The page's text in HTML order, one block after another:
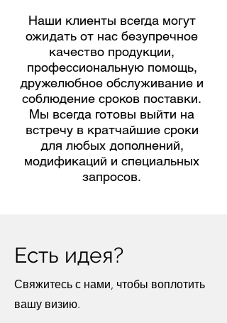
Наши клиенты всегда могут
ожидать от нас безупречное
качество продукции,
профессиональную помощь,
дружелюбное обслуживание и
соблюдение сроков поставки.
Мы всегда готовы выйти на
встречу в кратчайшие сроки
для любых дополнений,
модификаций и специальных
запросов.
Есть идея?
Свяжитесь с нами, чтобы воплотить
вашу визию.